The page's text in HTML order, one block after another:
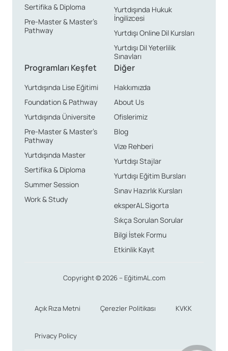
Sertifika & Diploma
Pre-Master & Master’s
Pathway
Yurtdışında Hukuk
İngilizcesi
Yurtdışı Online Dil Kursları
Yurtdışı Dil Yeterlilik
Sınavları
Programları Keşfet
Yurtdışında Lise Eğitimi
Foundation & Pathway
Yurtdışında Üniversite
Pre-Master & Master’s
Pathway
Yurtdışında Master
Sertifika & Diploma
Summer Session
Work & Study
Diğer
Hakkımızda
About Us
Ofislerimiz
Blog
Vize Rehberi
Yurtdışı Stajlar
Yurtdışı Eğitim Bursları
Sınav Hazırlık Kursları
eksperAL Sigorta
Sıkça Sorulan Sorular
Bilgi İstek Formu
Etkinlik Kayıt
Copyright © 2026 – EğitimAL.com
Açık Rıza Metni Çerezler Politikası KVKK
Privacy Policy